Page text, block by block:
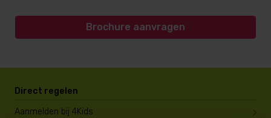
Brochure aanvragen
Direct regelen
Aanmelden bij 4Kids